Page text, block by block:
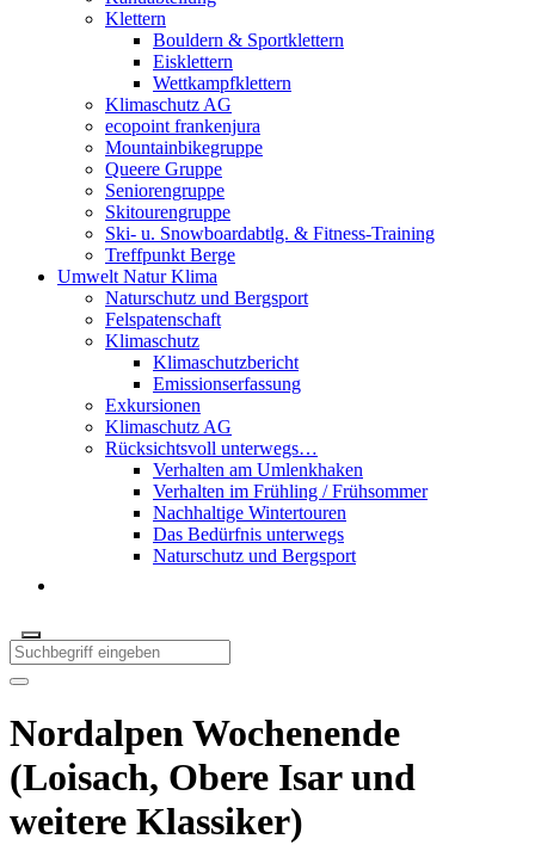
Klettern
Bouldern & Sportklettern
Eisklettern
Wettkampfklettern
Klimaschutz AG
ecopoint frankenjura
Mountainbikegruppe
Queere Gruppe
Seniorengruppe
Skitourengruppe
Ski- u. Snowboardabtlg. & Fitness-Training
Treffpunkt Berge
Umwelt Natur Klima
Naturschutz und Bergsport
Felspatenschaft
Klimaschutz
Klimaschutzbericht
Emissionserfassung
Exkursionen
Klimaschutz AG
Rücksichtsvoll unterwegs…
Verhalten am Umlenkhaken
Verhalten im Frühling / Frühsommer
Nachhaltige Wintertouren
Das Bedürfnis unterwegs
Naturschutz und Bergsport
Nordalpen Wochenende
(Loisach, Obere Isar und
weitere Klassiker)